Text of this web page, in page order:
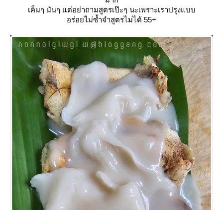
เค็มๆ มันๆ แต่อย่าถามสูตรเป๊ะๆ นะเพราะเราปรุงแบบ
อร่อยไม่ซ้ำจำสูตรไม่ได้ 55+